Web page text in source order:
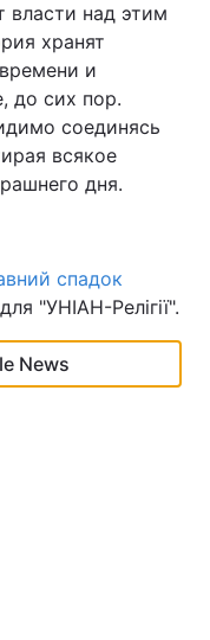
власти над этим
хранят
и
до сих пор.
соединясь
всякое
дня.
спадок
"УНІАН-Релігії".
News